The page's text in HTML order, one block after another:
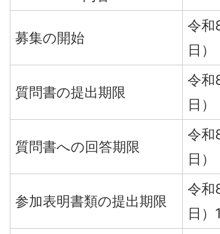
募集の開始
令和
日）
質問書の提出期限
令和
日）
質問書への回答期限
令和
日）
参加表明書類の提出期限
令和
日）